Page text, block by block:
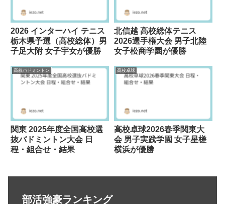
2026 インターハイ テニス
栃木県予選（高校総体）男
子足大附 女子宇女が優勝
北信越 高校総体テニス
2026選手権大会 男子北陸
女子松商学園が優勝
高校バドミントン
関東 2025年度全国高校選
抜バドミントン大会 日
程・組合せ・結果
高校卓球
高校卓球2026春季関東大
会 男子実践学園 女子星槎
横浜が優勝
部活強豪ランキング